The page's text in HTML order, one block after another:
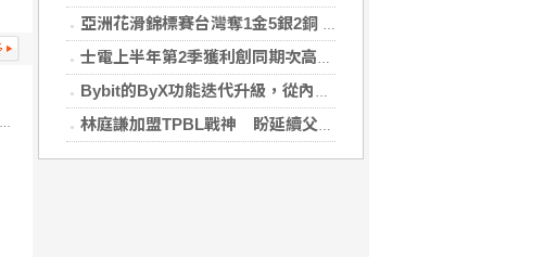
亞洲花滑錦標賽台灣奪1金5銀2銅 團隊表現超出預期
士電上半年第2季獲利創同期次高 看好AIDC拉貨需求
Bybit的ByX功能迭代升級，從內容平台全面進化為社交交易樞紐，新增多項特色功能
林庭謙加盟TPBL戰神 盼延續父親籃球精神回饋台灣